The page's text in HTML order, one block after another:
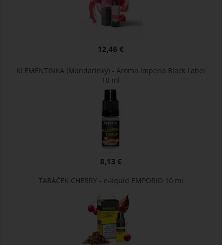
12,46 €
KLEMENTINKA (Mandarínky) - Aróma Imperia Black Label
10 ml
8,13 €
TABÁČEK CHERRY - e-liquid EMPORIO 10 ml